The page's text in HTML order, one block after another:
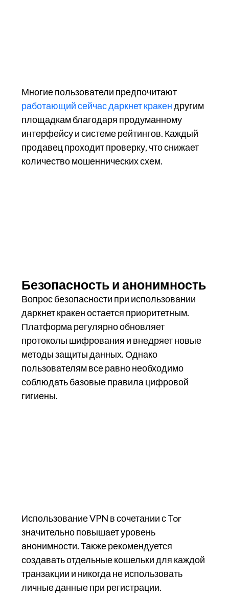
Многие пользователи предпочитают
работающий сейчас даркнет кракендругим
площадкам благодаря продуманному
интерфейсу и системе рейтингов. Каждый
продавец проходит проверку, что снижает
количество мошеннических схем.
Безопасность и анонимность
Вопрос безопасности при использовании
даркнет кракен остается приоритетным.
Платформа регулярно обновляет
протоколы шифрования и внедряет новые
методы защиты данных. Однако
пользователям все равно необходимо
соблюдать базовые правила цифровой
гигиены.
Использование VPN в сочетании с Tor
значительно повышает уровень
анонимности. Также рекомендуется
создавать отдельные кошельки для каждой
транзакции и никогда не использовать
личные данные при регистрации.